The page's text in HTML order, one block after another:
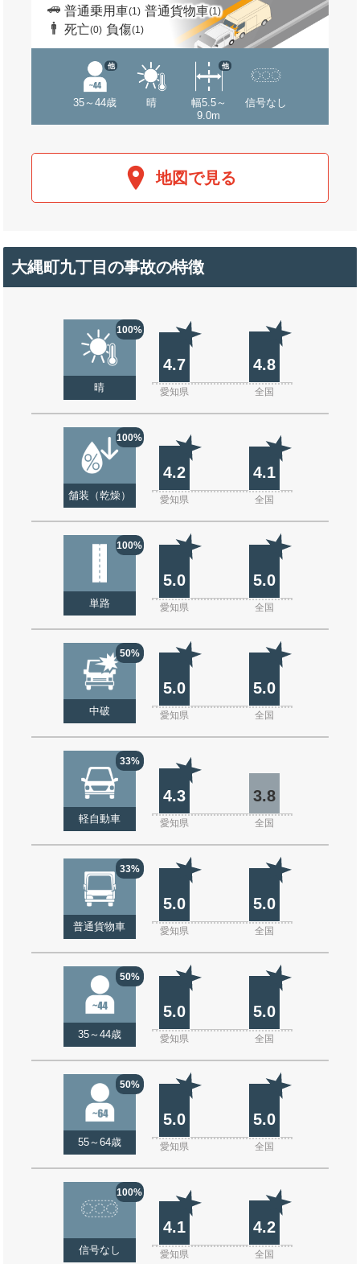
普通乗用車(1) 普通貨物車(1)
死亡(0) 負傷(1)
35～44歳
他
晴
幅5.5～
9.0m
他
信号なし
地図で見る
大縄町九丁目の事故の特徴
100%
晴
4.7 4.8
愛知県 全国
100%
舗装（乾燥）
4.2 4.1
愛知県 全国
100%
単路
5.0 5.0
愛知県 全国
50%
中破
5.0 5.0
愛知県 全国
33%
軽自動車
4.3 3.8
愛知県 全国
33%
普通貨物車
5.0 5.0
愛知県 全国
50%
35～44歳
5.0 5.0
愛知県 全国
50%
55～64歳
5.0 5.0
愛知県 全国
100%
信号なし
4.1 4.2
愛知県 全国